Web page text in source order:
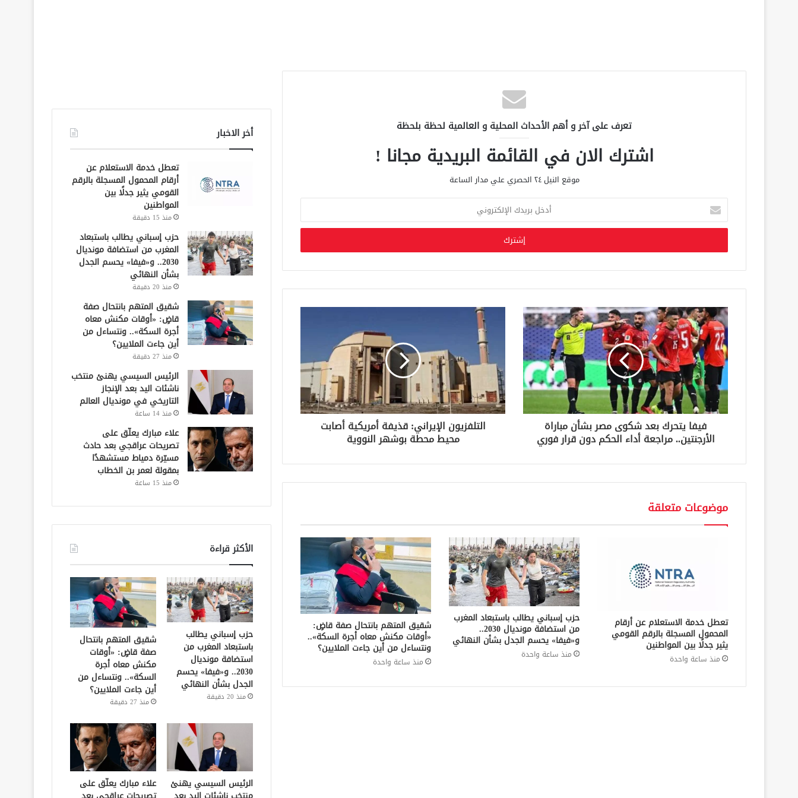
تعرف على آخر و أهم الأحداث المحلية و العالمية لحظة بلحظة
اشترك الان في القائمة البريدية مجانا !
موقع النيل ٢٤ الحصري علي مدار الساعة
خ
ب
ر
د
ك
ا
ل
إ
ل
ك
ر
ن
فيفا يتحرك بعد شكوى مصر بشأن مباراة
الأرجنتين.. مراجعة أداء الحكم دون قرار فوري
التلفزيون الإيراني: قذيفة أمريكية أصابت
محيط محطة بوشهر النووية
موضوعات متعلقة
تعطل خدمة الاستعلام عن أرقام
المحمول المسجلة بالرقم القومي
يثير جدلًا بين المواطنين
منذ ساعة واحدة
حزب إسباني يطالب باستبعاد المغرب
من استضافة مونديال 2030..
و«فيفا» يحسم الجدل بشأن النهائي
منذ ساعة واحدة
شقيق المتهم بانتحال صفة قاضٍ:
«أوقات مكنش معاه أجرة السكة»..
ونتساءل من أين جاءت الملايين؟
منذ ساعة واحدة
أخر الاخبار
تعطل خدمة الاستعلام عن
أرقام المحمول المسجلة بالرقم
القومي يثير جدلًا بين
المواطنين
منذ 15 دقيقة
حزب إسباني يطالب باستبعاد
المغرب من استضافة مونديال
2030.. و«فيفا» يحسم الجدل
بشأن النهائي
منذ 20 دقيقة
شقيق المتهم بانتحال صفة
قاضٍ: «أوقات مكنش معاه
أجرة السكة».. ونتساءل من
أين جاءت الملايين؟
منذ 27 دقيقة
الرئيس السيسي يهنئ منتخب
ناشئات اليد بعد الإنجاز
التاريخي في مونديال العالم
منذ 14 ساعة
علاء مبارك يعلّق على
تصريحات عراقجي بعد حادث
مسيّرة دمياط مستشهدًا
بمقولة لعمر بن الخطاب
منذ 15 ساعة
الأكثر قراءة
حزب إسباني يطالب
باستبعاد المغرب من
استضافة مونديال
2030.. و«فيفا» يحسم
الجدل بشأن النهائي
منذ 20 دقيقة
شقيق المتهم بانتحال
صفة قاضٍ: «أوقات
مكنش معاه أجرة
السكة».. ونتساءل من
أين جاءت الملايين؟
منذ 27 دقيقة
الرئيس السيسي يهنئ علاء مبارك يعلّق على